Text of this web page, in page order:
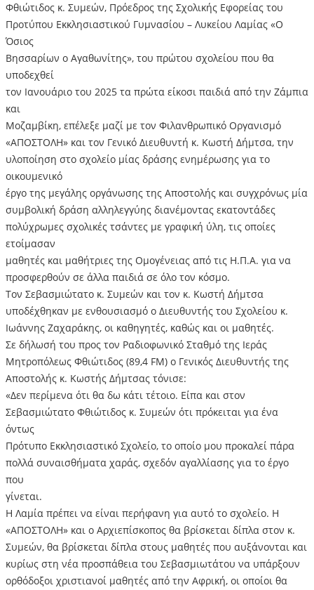
Φθιώτιδος κ. Συμεών, Πρόεδρος της Σχολικής Εφορείας του
Προτύπου Εκκλησιαστικού Γυμνασίου – Λυκείου Λαμίας «Ο
Όσιος
Βησσαρίων ο Αγαθωνίτης», του πρώτου σχολείου που θα
υποδεχθεί
τον Ιανουάριο του 2025 τα πρώτα είκοσι παιδιά από την Ζάμπια
και
Μοζαμβίκη, επέλεξε μαζί με τον Φιλανθρωπικό Οργανισμό
«ΑΠΟΣΤΟΛΗ» και τον Γενικό Διευθυντή κ. Κωστή Δήμτσα, την
υλοποίηση στο σχολείο μίας δράσης ενημέρωσης για το
οικουμενικό
έργο της μεγάλης οργάνωσης της Αποστολής και συγχρόνως μία
συμβολική δράση αλληλεγγύης διανέμοντας εκατοντάδες
πολύχρωμες σχολικές τσάντες με γραφική ύλη, τις οποίες
ετοίμασαν
μαθητές και μαθήτριες της Ομογένειας από τις Η.Π.Α. για να
προσφερθούν σε άλλα παιδιά σε όλο τον κόσμο.
Τον Σεβασμιώτατο κ. Συμεών και τον κ. Κωστή Δήμτσα
υποδέχθηκαν με ενθουσιασμό ο Διευθυντής του Σχολείου κ.
Ιωάννης Ζαχαράκης, οι καθηγητές, καθώς και οι μαθητές.
Σε δήλωσή του προς τον Ραδιοφωνικό Σταθμό της Ιεράς
Μητροπόλεως Φθιώτιδος (89,4 FM) ο Γενικός Διευθυντής της
Αποστολής κ. Κωστής Δήμτσας τόνισε:
«Δεν περίμενα ότι θα δω κάτι τέτοιο. Είπα και στον
Σεβασμιώτατο Φθιώτιδος κ. Συμεών ότι πρόκειται για ένα
όντως
Πρότυπο Εκκλησιαστικό Σχολείο, το οποίο μου προκαλεί πάρα
πολλά συναισθήματα χαράς, σχεδόν αγαλλίασης για το έργο
που
γίνεται.
Η Λαμία πρέπει να είναι περήφανη για αυτό το σχολείο. Η
«ΑΠΟΣΤΟΛΗ» και ο Αρχιεπίσκοπος θα βρίσκεται δίπλα στον κ.
Συμεών, θα βρίσκεται δίπλα στους μαθητές που αυξάνονται και
κυρίως στη νέα προσπάθεια του Σεβασμιωτάτου να υπάρξουν
ορθόδοξοι χριστιανοί μαθητές από την Αφρική, οι οποίοι θα